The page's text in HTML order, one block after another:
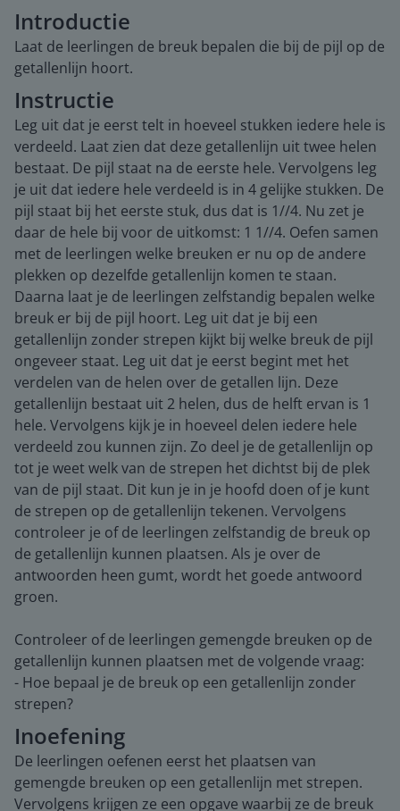
Introductie
Laat de leerlingen de breuk bepalen die bij de pijl op de
getallenlijn hoort.
Instructie
Leg uit dat je eerst telt in hoeveel stukken iedere hele is
verdeeld. Laat zien dat deze getallenlijn uit twee helen
bestaat. De pijl staat na de eerste hele. Vervolgens leg
je uit dat iedere hele verdeeld is in 4 gelijke stukken. De
pijl staat bij het eerste stuk, dus dat is 1//4. Nu zet je
daar de hele bij voor de uitkomst: 1 1//4. Oefen samen
met de leerlingen welke breuken er nu op de andere
plekken op dezelfde getallenlijn komen te staan.
Daarna laat je de leerlingen zelfstandig bepalen welke
breuk er bij de pijl hoort. Leg uit dat je bij een
getallenlijn zonder strepen kijkt bij welke breuk de pijl
ongeveer staat. Leg uit dat je eerst begint met het
verdelen van de helen over de getallen lijn. Deze
getallenlijn bestaat uit 2 helen, dus de helft ervan is 1
hele. Vervolgens kijk je in hoeveel delen iedere hele
verdeeld zou kunnen zijn. Zo deel je de getallenlijn op
tot je weet welk van de strepen het dichtst bij de plek
van de pijl staat. Dit kun je in je hoofd doen of je kunt
de strepen op de getallenlijn tekenen. Vervolgens
controleer je of de leerlingen zelfstandig de breuk op
de getallenlijn kunnen plaatsen. Als je over de
antwoorden heen gumt, wordt het goede antwoord
groen.
Controleer of de leerlingen gemengde breuken op de
getallenlijn kunnen plaatsen met de volgende vraag:
- Hoe bepaal je de breuk op een getallenlijn zonder
strepen?
Inoefening
De leerlingen oefenen eerst het plaatsen van
gemengde breuken op een getallenlijn met strepen.
Vervolgens krijgen ze een opgave waarbij ze de breuk